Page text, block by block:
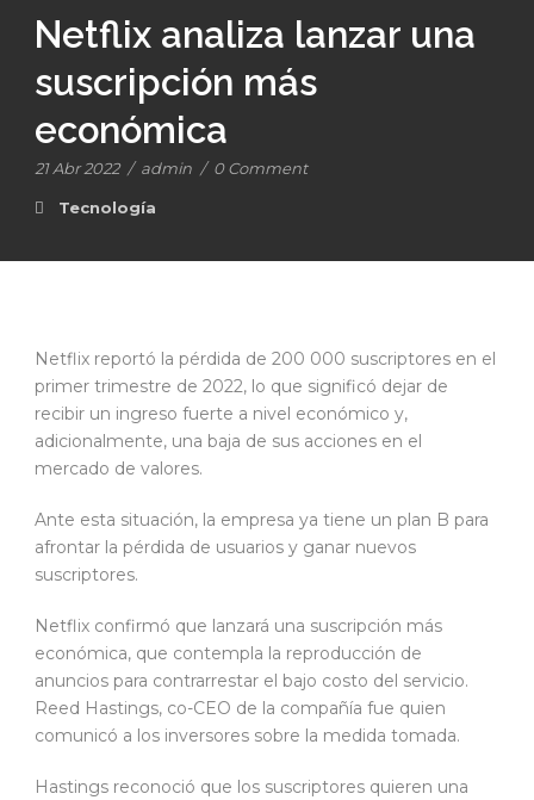
Netflix analiza lanzar una
suscripción más
económica
21 Abr 2022 / admin / 0 Comment
Tecnología
Netflix reportó la pérdida de 200 000 suscriptores en el
primer trimestre de 2022, lo que significó dejar de
recibir un ingreso fuerte a nivel económico y,
adicionalmente, una baja de sus acciones en el
mercado de valores.
Ante esta situación, la empresa ya tiene un plan B para
afrontar la pérdida de usuarios y ganar nuevos
suscriptores.
Netflix confirmó que lanzará una suscripción más
económica, que contempla la reproducción de
anuncios para contrarrestar el bajo costo del servicio.
Reed Hastings, co-CEO de la compañía fue quien
comunicó a los inversores sobre la medida tomada.
Hastings reconoció que los suscriptores quieren una